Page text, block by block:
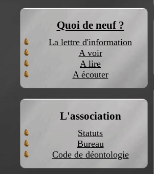
Quoi de neuf ?
La lettre d'information
A voir
A lire
A écouter
L'association
Statuts
Bureau
Code de déontologie